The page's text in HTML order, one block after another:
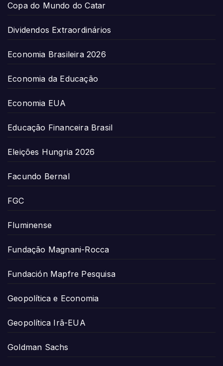
Copa do Mundo do Catar
Dividendos Extraordinários
Economia Brasileira 2026
Economia da Educação
Economia EUA
Educação Financeira Brasil
Eleições Hungria 2026
Facundo Bernal
FGC
Fluminense
Fundação Magnani-Rocca
Fundación Mapfre Pesquisa
Geopolítica e Economia
Geopolítica Irã-EUA
Goldman Sachs